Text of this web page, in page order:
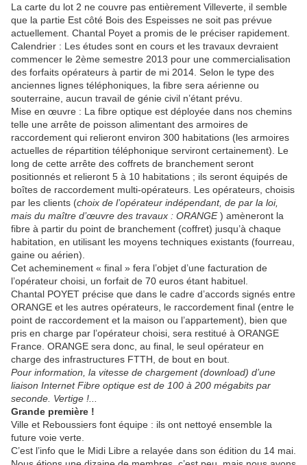
La carte du lot 2 ne couvre pas entièrement Villeverte, il semble
que la partie Est côté Bois des Espeisses ne soit pas prévue
actuellement. Chantal Poyet a promis de le préciser rapidement.
Calendrier : Les études sont en cours et les travaux devraient
commencer le 2ème semestre 2013 pour une commercialisation
des forfaits opérateurs à partir de mi 2014. Selon le type des
anciennes lignes téléphoniques, la fibre sera aérienne ou
souterraine, aucun travail de génie civil n’étant prévu.
Mise en œuvre : La fibre optique est déployée dans nos chemins
telle une arrête de poisson alimentant des armoires de
raccordement qui relieront environ 300 habitations (les armoires
actuelles de répartition téléphonique serviront certainement). Le
long de cette arrête des coffrets de branchement seront
positionnés et relieront 5 à 10 habitations ; ils seront équipés de
boîtes de raccordement multi-opérateurs. Les opérateurs, choisis
par les clients (choix de l’opérateur indépendant, de par la loi,
mais du maître d’œuvre des travaux : ORANGE) amèneront la
fibre à partir du point de branchement (coffret) jusqu’à chaque
habitation, en utilisant les moyens techniques existants (fourreau,
gaine ou aérien).
Cet acheminement « final » fera l’objet d’une facturation de
l’opérateur choisi, un forfait de 70 euros étant habituel.
Chantal POYET précise que dans le cadre d’accords signés entre
ORANGE et les autres opérateurs, le raccordement final (entre le
point de raccordement et la maison ou l’appartement), bien que
pris en charge par l’opérateur choisi, sera restitué à ORANGE
France. ORANGE sera donc, au final, le seul opérateur en
charge des infrastructures FTTH, de bout en bout.
Pour information, la vitesse de chargement (download) d’une
liaison Internet Fibre optique est de 100 à 200 mégabits par
seconde. Vertige !...
Grande première !
Ville et Reboussiers font équipe : ils ont nettoyé ensemble la
future voie verte.
C’est l’info que le Midi Libre a relayée dans son édition du 14 mai.